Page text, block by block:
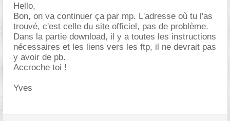
Hello,
Bon, on va continuer ça par mp. L'adresse où tu l'as
trouvé, c'est celle du site officiel, pas de problème.
Dans la partie download, il y a toutes les instructions
nécessaires et les liens vers les ftp, il ne devrait pas
y avoir de pb.
Accroche toi !
Yves